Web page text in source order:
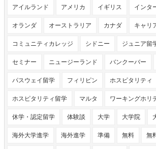
アイルランド アメリカ イギリス インタ
オランダ オーストラリア カナダ キャリ
コミュニティカレッジ シドニー ジュニア留
セミナー ニュージーランド バンクーバー
パスウェイ留学 フィリピン ホスピタリティ
ホスピタリティ留学 マルタ ワーキングホリ
休学・認定留学 体験談 大学 大学院
海外大学進学 海外進学 準備 無料 無